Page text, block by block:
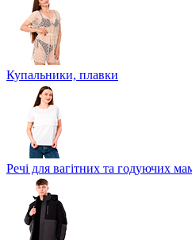
Купальники, плавки
Речі для вагітних та годуючих